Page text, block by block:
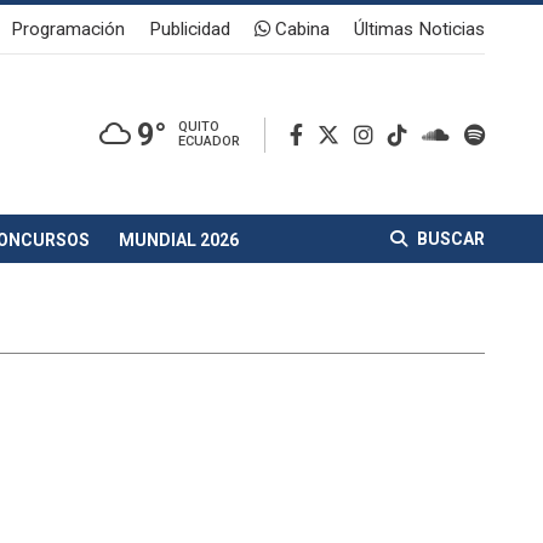
Programación Publicidad Cabina Últimas Noticias
9°
QUITO
ECUADOR
MUNDIAL 2026 BUSCAR